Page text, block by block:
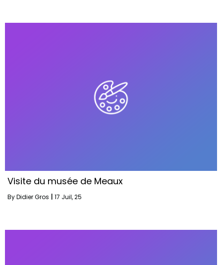
Visite du musée de Meaux
ByDidier Gros 17 Juil, 25